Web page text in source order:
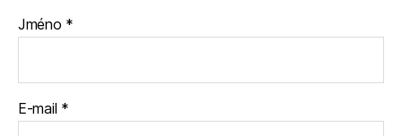
Jméno *
E-mail *